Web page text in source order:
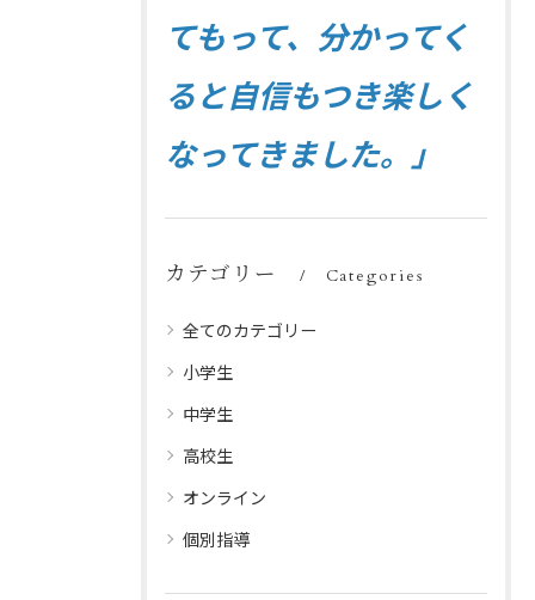
てもって、分かってく
ると自信もつき楽しく
なってきました。」
カテゴリー Categories
全てのカテゴリー
小学生
中学生
高校生
オンライン
個別指導